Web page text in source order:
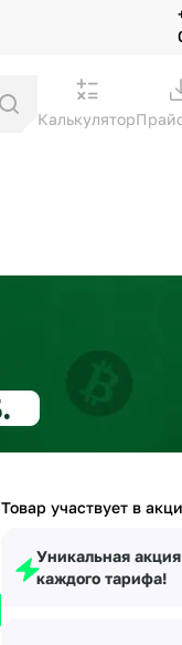
Калькулятор
Товар участвует в
Уникальная
каждого тарифа!